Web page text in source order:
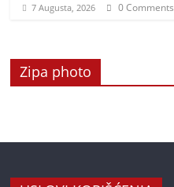
7 Augusta, 2026 0 Comments
Zipa photo